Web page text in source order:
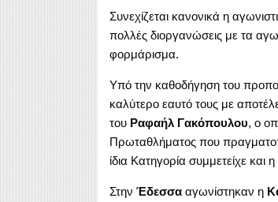
Συνεχίζεται κανονικά η
πολλές διοργανώσεις με τα
φορμάρισμα.
Υπό την καθοδήγηση του
καλύτερο εαυτό τους με
του Ραφαήλ Γακόπουλου, ο
Πρωταθλήματος που
ίδια Κατηγορία συμμετείχε και η
Στην Έδεσσααγωνίστηκαν η